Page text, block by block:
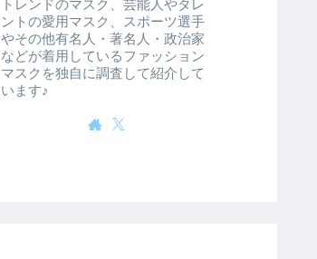
トレンドのマスク、芸能人やタレ
ントの愛用マスク、スポーツ選手
やその他有名人・著名人・政治家
などが着用しているファッション
マスクを独自に調査して紹介して
います♪